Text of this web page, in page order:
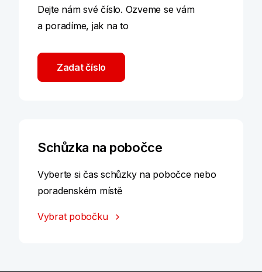
Dejte nám své číslo. Ozveme se vám
a poradíme, jak na to
Zadat číslo
Schůzka na pobočce
Vyberte si čas schůzky na pobočce nebo
poradenském místě
Vybrat pobočku